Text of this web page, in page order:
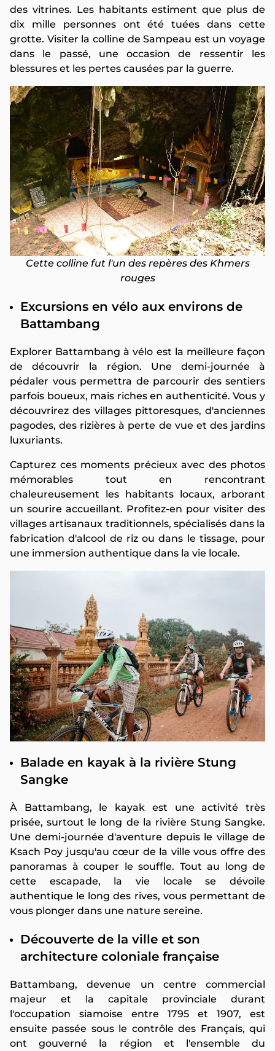
des vitrines. Les habitants estiment que plus de
dix mille personnes ont été tuées dans cette
grotte. Visiter la colline de Sampeau est un voyage
dans le passé, une occasion de ressentir les
blessures et les pertes causées par la guerre.
Cette colline fut l'un des repères des Khmers
rouges
Excursions en vélo aux environs de
Battambang
Explorer Battambang à vélo est la meilleure façon
de découvrir la région. Une demi-journée à
pédaler vous permettra de parcourir des sentiers
parfois boueux, mais riches en authenticité. Vous y
découvrirez des villages pittoresques, d'anciennes
pagodes, des rizières à perte de vue et des jardins
luxuriants.
Capturez ces moments précieux avec des photos
mémorables tout en rencontrant
chaleureusement les habitants locaux, arborant
un sourire accueillant. Profitez-en pour visiter des
villages artisanaux traditionnels, spécialisés dans la
fabrication d'alcool de riz ou dans le tissage, pour
une immersion authentique dans la vie locale.
Balade en kayak à la rivière Stung
Sangke
À Battambang, le kayak est une activité très
prisée, surtout le long de la rivière Stung Sangke.
Une demi-journée d'aventure depuis le village de
Ksach Poy jusqu'au cœur de la ville vous offre des
panoramas à couper le souffle. Tout au long de
cette escapade, la vie locale se dévoile
authentique le long des rives, vous permettant de
vous plonger dans une nature sereine.
Découverte de la ville et son
architecture coloniale française
Battambang, devenue un centre commercial
majeur et la capitale provinciale durant
l'occupation siamoise entre 1795 et 1907, est
ensuite passée sous le contrôle des Français, qui
ont gouverné la région et l'ensemble du